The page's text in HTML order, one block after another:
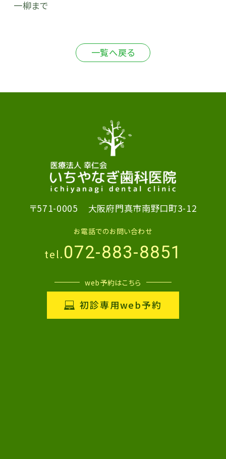
一柳まで
一覧へ戻る
〒571-0005 大阪府門真市南野口町3-12
お電話でのお問い合わせ
tel.072-883-8851
web予約はこちら
初診専用web予約